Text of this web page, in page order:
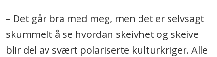
– Det går bra med meg, men det er selvsagt
skummelt å se hvordan skeivhet og skeive
blir del av svært polariserte kulturkriger. Alle